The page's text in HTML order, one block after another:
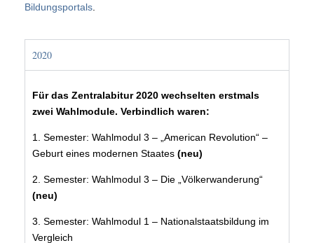
Bildungsportals
2020
Für das Zentralabitur 2020 wechselten erstmals
zwei Wahlmodule. Verbindlich waren:
1. Semester: Wahlmodul 3 – „American Revolution“ –
Geburt eines modernen Staates (neu)
2. Semester: Wahlmodul 3 – Die „Völkerwanderung“
(neu)
3. Semester: Wahlmodul 1 – Nationalstaatsbildung im
Vergleich